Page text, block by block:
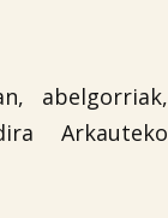
abelgorriak,
Arkauteko